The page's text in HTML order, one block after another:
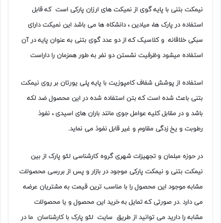
نیمکت بتنی با پایه گوی از نمیکت های ارزان پارکی است که قابل
استفاده در پارک ها، میادین ، دانشکاه ها می باشد این نمیکت دارای
سبکی خلاقانه و کلاسیک که از دو عدد گوی بتنی به عنوان پایه در آن
استفاده میشود وظرفیت نشستن دو نفر به طور همزمان را داراست
استفاده از پوشش شفاف کامپوزیت با پایه پلی یورتان بر روی نیمکت
بتنی باعث شده است که بتن استفاده شده در این محصول ضد لکه
باشد و در مقابل کلیه عوامل جوی مانند باران های اسیدی ، نفوذ
رطوبت و یخ زدگی مقاوم و غیر قابل نفوذ می نماید.
درحوزه مبلمان و تجهیزات شهریگروه کارشناسی لئو پارک از بین
نیمکت بتنی و نیمکت پارکی موجود در بازار و پس از بررسی محصولات
مشابه موجود این محصول را با مناسب ترین قیمت به مشتریان عرضه
می دارد .در صورتی که تمایل به خرید این محصول و یا محصولات
مشابه را دارید می توانید از طریق سایت لئو پارک با کارشناسان ما در